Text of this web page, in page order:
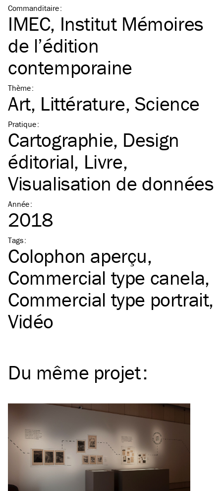
Commanditaire:
IMEC, Institut Mémoires
de l’édition
contemporaine
Thème:
Art Littérature Science
Pratique:
Cartographie Design
éditorial Livre
Visualisation de données
Année:
2018
Tags:
Colophon aperçu
Commercial type canela
Commercial type portrait
Vidéo
Du même projet: